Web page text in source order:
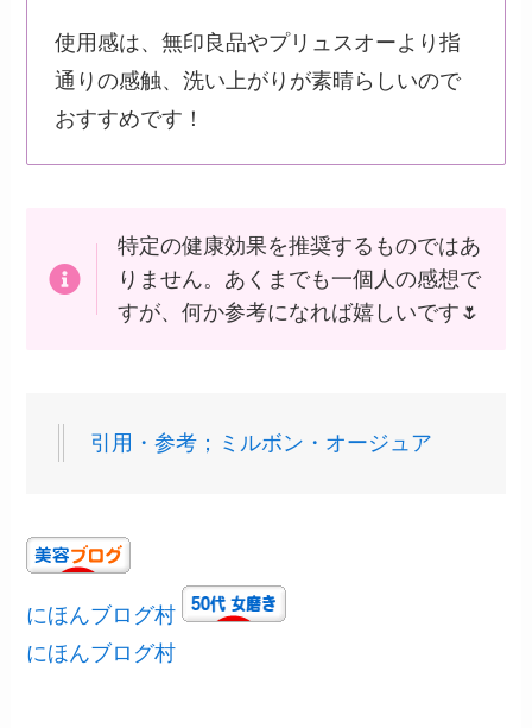
使用感は、無印良品やプリュスオーより指
通りの感触、洗い上がりが素晴らしいので
おすすめです！
特定の健康効果を推奨するものではあ
りません。あくまでも一個人の感想で
すが、何か参考になれば嬉しいです🌷
引用・参考；ミルボン・オージュア
にほんブログ村
にほんブログ村